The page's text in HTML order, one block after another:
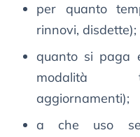
per quanto
rinnovi, disdette);
quanto si paga
modalità
aggiornamenti);
a che uso